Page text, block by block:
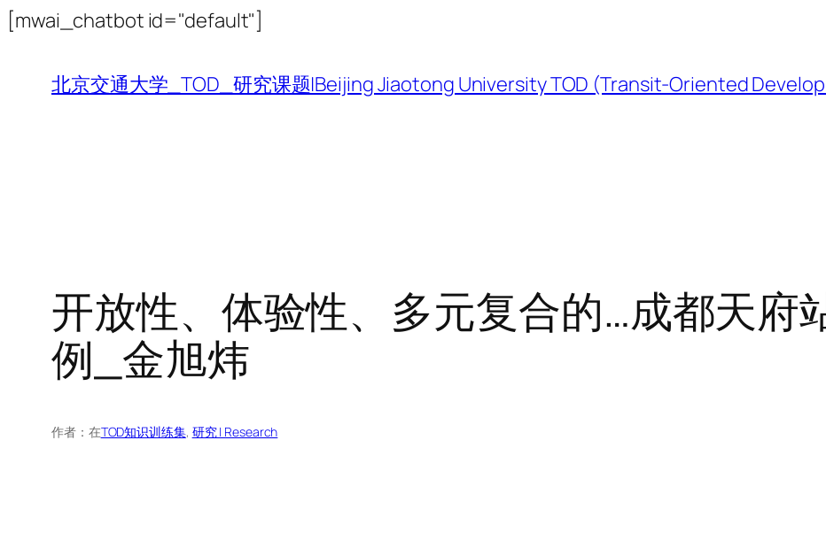
[mwai_chatbot id="default"]
内
容
北京交通大学_TOD_研究课题|Beijing Jiaotong University TOD (Transit-Oriented
开放性、体验性、多元复合的…成都天府
例_金旭炜
作者： 在TOD知识训练集, 研究 | Research